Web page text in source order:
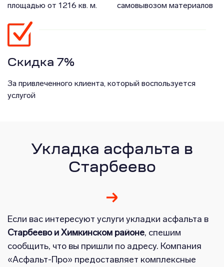
площадью от 1216 кв. м.
самовывозом материалов
Скидка 7%
За привлеченного клиента, который воспользуется
услугой
Укладка асфальта в
Старбеево
Если вас интересуют услуги укладки асфальта в
Старбеево и Химкинском районе, спешим
сообщить, что вы пришли по адресу. Компания
«Асфальт-Про» предоставляет комплексные